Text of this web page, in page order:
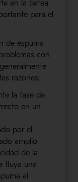
en la batea
para el
de espuma
con
razones:
la fase de
en un
por el
amplio
de la
fluya una
al